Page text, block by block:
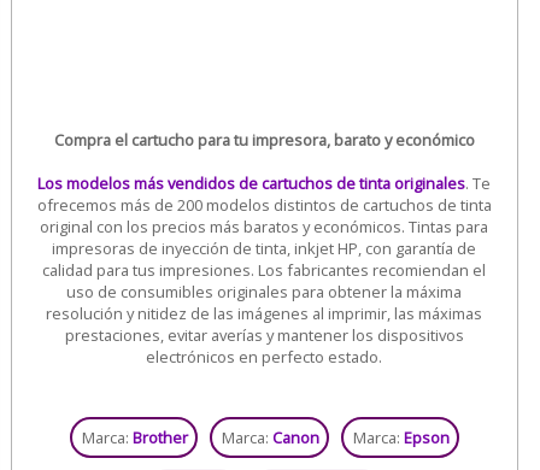
Compra el cartucho para tu impresora, barato y económico
Los modelos más vendidos de cartuchos de tinta originales. Te
ofrecemos más de 200 modelos distintos de cartuchos de tinta
original con los precios más baratos y económicos. Tintas para
impresoras de inyección de tinta, inkjet HP, con garantía de
calidad para tus impresiones. Los fabricantes recomiendan el
uso de consumibles originales para obtener la máxima
resolución y nitidez de las imágenes al imprimir, las máximas
prestaciones, evitar averías y mantener los dispositivos
electrónicos en perfecto estado.
Marca: Brother Marca: Canon Marca: Epson